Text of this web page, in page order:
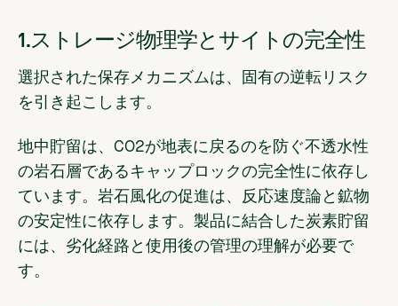
1.ストレージ物理学とサイトの完全性
選択された保存メカニズムは、固有の逆転リスク
を引き起こします。
地中貯留は、CO2が地表に戻るのを防ぐ不透水性
の岩石層であるキャップロックの完全性に依存し
ています。岩石風化の促進は、反応速度論と鉱物
の安定性に依存します。製品に結合した炭素貯留
には、劣化経路と使用後の管理の理解が必要で
す。